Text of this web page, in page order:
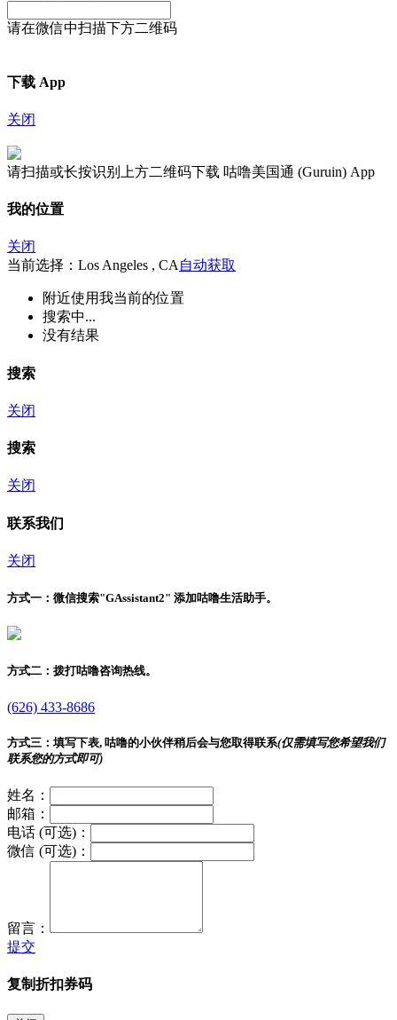
请在微信中扫描下方二维码
下载 App
关闭
请扫描或长按识别上方二维码下载 咕噜美国通 (Guruin) App
我的位置
关闭
当前选择：Los Angeles , CA 自动获取
附近使用我当前的位置
搜索中...
没有结果
搜索
关闭
搜索
关闭
联系我们
关闭
方式一： 微信搜索"GAssistant2" 添加咕噜生活助手。
方式二： 拨打咕噜咨询热线。
(626) 433-8686
方式三： 填写下表, 咕噜的小伙伴稍后会与您取得联系(仅需填写您希望我们
联系您的方式即可)
姓名：
邮箱：
电话 (可选)：
微信 (可选)：
留言：
提交
复制折扣券码